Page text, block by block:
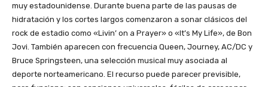
muy estadounidense. Durante buena parte de las pausas de
hidratación y los cortes largos comenzaron a sonar clásicos del
rock de estadio como «Livin’ on a Prayer» o «It’s My Life», de Bon
Jovi. También aparecen con frecuencia Queen, Journey, AC/DC y
Bruce Springsteen, una selección musical muy asociada al
deporte norteamericano. El recurso puede parecer previsible,